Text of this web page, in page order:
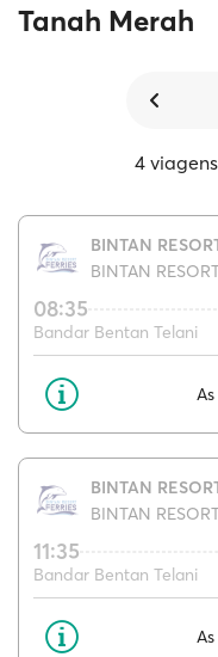
Tanah Merah
4
BINTAN
BINTAN
08:35
Bandar Bentan Telani
BINTAN
BINTAN
11:35
Bandar Bentan Telani